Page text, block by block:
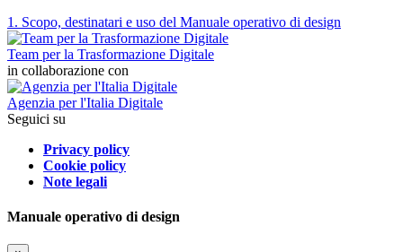
1. Scopo, destinatari e uso del Manuale operativo di design
Team per la Trasformazione Digitale
in collaborazione con
Agenzia per l'Italia Digitale
Seguici su
Privacy policy
Cookie policy
Note legali
Manuale operativo di design